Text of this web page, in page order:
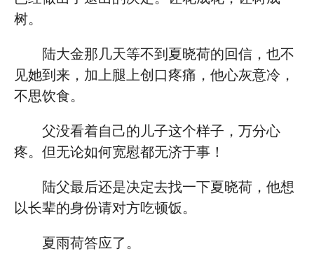
树。
陆大金那几天等不到夏晓荷的回信，也不
见她到来，加上腿上创口疼痛，他心灰意冷，
不思饮食。
父没看着自己的儿子这个样子，万分心
疼。但无论如何宽慰都无济于事！
陆父最后还是决定去找一下夏晓荷，他想
以长辈的身份请对方吃顿饭。
夏雨荷答应了。